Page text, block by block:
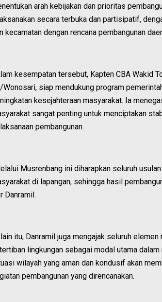
arah kebijakan dan prioritas
secara terbuka dan partisipatif,
kecamatan dengan rencana pembangunan
kesempatan tersebut, Kapten CBA Wakid
Wonosari, siap mendukung program
kesejahteraan masyarakat. Ia
sangat penting untuk menciptakan
pembangunan.
Musrenbang ini diharapkan seluruh
di lapangan, sehingga hasil
Danramil.
itu, Danramil juga mengajak seluruh
lingkungan sebagai modal utama
wilayah yang aman dan kondusif akan
pembangunan yang direncanakan.